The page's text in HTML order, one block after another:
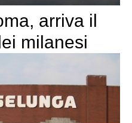
arriva il
milanesi